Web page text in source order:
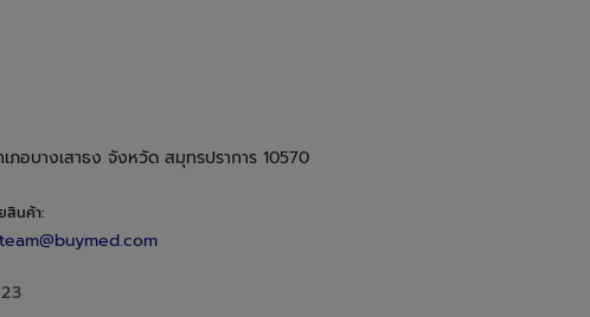
ภอบางเสาธง จังหวัด สมุทรปราการ 10570
สินค้า: